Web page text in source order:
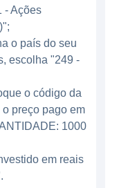
que
em suas
de
cibernética.
em várias
- Ações
o país do seu
escolha "249 -
o código da
preço pago em
1000
em reais